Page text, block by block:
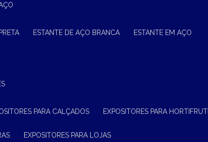
ESTANTE DE AÇO BRANCA ESTANTE EM AÇO
PARA CALÇADOS EXPOSITORES PARA HORTIFRUTI
EXPOSITORES PARA LOJAS